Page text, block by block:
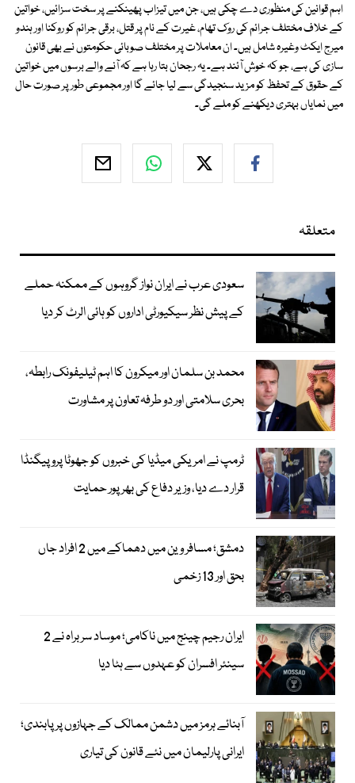
اہم قوانین کی منظوری دے چکی ہیں، جن میں تیزاب پھینکنے پر سخت سزائیں، خواتین
کے خلاف مختلف جرائم کی روک تھام، غیرت کے نام پر قتل، برقی جرائم کو روکنا اور ہندو
میرج ایکٹ وغیرہ شامل ہیں۔ ان معاملات پر مختلف صوبائی حکومتوں نے بھی قانون
سازی کی ہے، جو کہ خوش آئند ہے۔ یہ رجحان بتا رہا ہے کہ آنے والے برسوں میں خواتین
کے حقوق کے تحفظ کو مزید سنجیدگی سے لیا جائے گا اور مجموعی طور پر صورت حال
میں نمایاں بہتری دیکھنے کو ملے گی۔
متعلقہ
سعودی عرب نے ایران نواز گروہوں کے ممکنہ حملے
کے پیش نظر سیکیورٹی اداروں کو ہائی الرٹ کر دیا
محمد بن سلمان اور میکرون کا اہم ٹیلیفونک رابطہ،
بحری سلامتی اور دو طرفہ تعاون پر مشاورت
ٹرمپ نے امریکی میڈیا کی خبروں کو جھوٹا پروپیگنڈا
قرار دے دیا، وزیر دفاع کی بھرپور حمایت
دمشق؛ مسافر وین میں دھماکے میں 2 افراد جاں
بحق اور 13 زخمی
ایران رجیم چینج میں ناکامی؛ موساد سربراہ نے 2
سینئر افسران کو عہدوں سے ہٹا دیا
آبنائے ہرمز میں دشمن ممالک کے جہازوں پر پابندی؛
ایرانی پارلیمان میں نئے قانون کی تیاری